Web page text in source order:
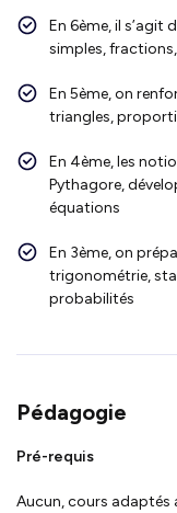
En 6ème, il s’agit
simples,
En 5ème, on
triangles,
En 4ème, les
Pythagore,
équations
En 3ème, on
trigonométrie,
probabilités
Pédagogie
Pré-requis
Aucun, cours adaptés